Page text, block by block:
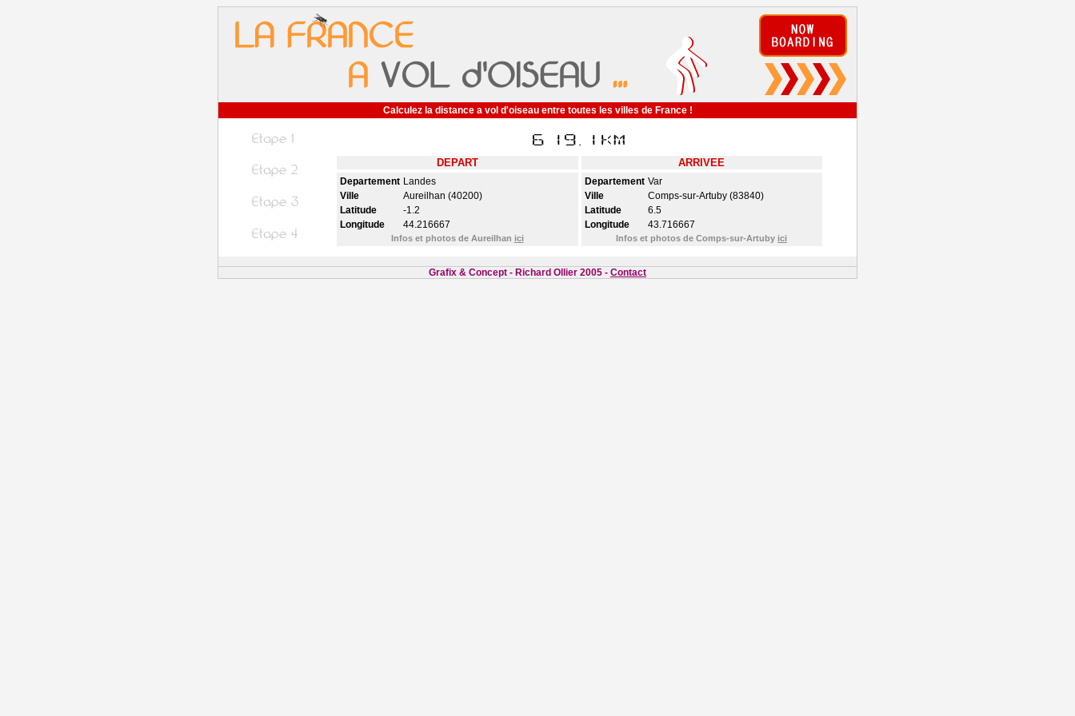
Calculez la distance a vol d'oiseau entre toutes les villes de France !
DEPART ARRIVEE
Departement Landes
Ville
Aureilhan (40200)
Latitude
-1.2
Longitude
44.216667
Infos et photos de Aureilhan ici
Departement Var
Ville
Comps-sur-Artuby (83840)
Latitude
6.5
Longitude
43.716667
Infos et photos de Comps-sur-Artuby ici
Grafix & Concept - Richard Ollier 2005 - Contact